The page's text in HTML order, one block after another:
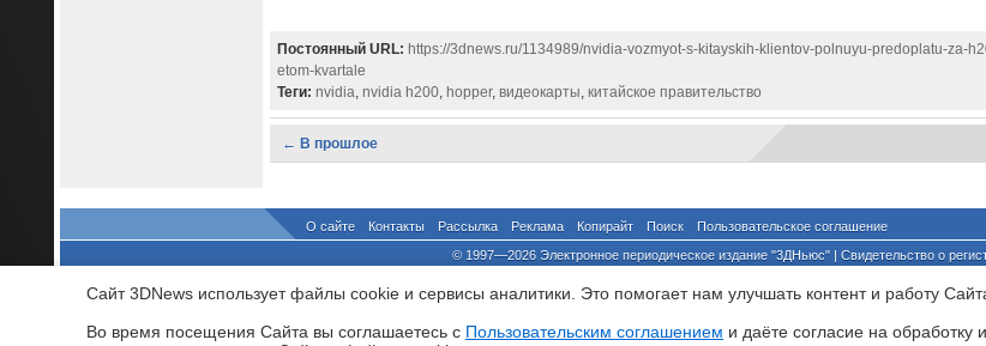
Постоянный URL: https://3dnews.ru/1134989/nvidia-vozmyot-s-kitayskih-klientov-polnuyu-predoplatu-za-
etom-kvartale
Теги: nvidia, nvidia h200, hopper, видеокарты, китайское правительство
← В прошлое
О сайте Контакты Рассылка Реклама Копирайт Поиск Пользовательское соглашение
© 1997—2026 Электронное периодическое издание "3ДНьюс" | Свидетельство о
При цитировании документа ссылка на сайт с указанием автора обязательна. Полное
Сайт 3DNews использует файлы cookie и сервисы аналитики. Это помогает нам улучшать контент и работу
Во время посещения Cайта вы соглашаетесь с Пользовательским соглашением и даёте согласие на обработку